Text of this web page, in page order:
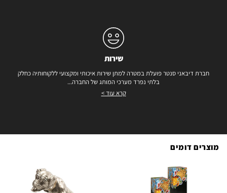
שירות
חברת דיבאני סנטר פועלת במטרה למתן שירות איכותי ומקצועי ללקוחותיה כחלק
בלתי נפרד מערכי המותג של החברה...
קרא עוד >
מוצרים דומים